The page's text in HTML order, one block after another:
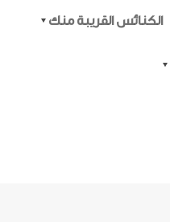
الكنائس القريبة منك